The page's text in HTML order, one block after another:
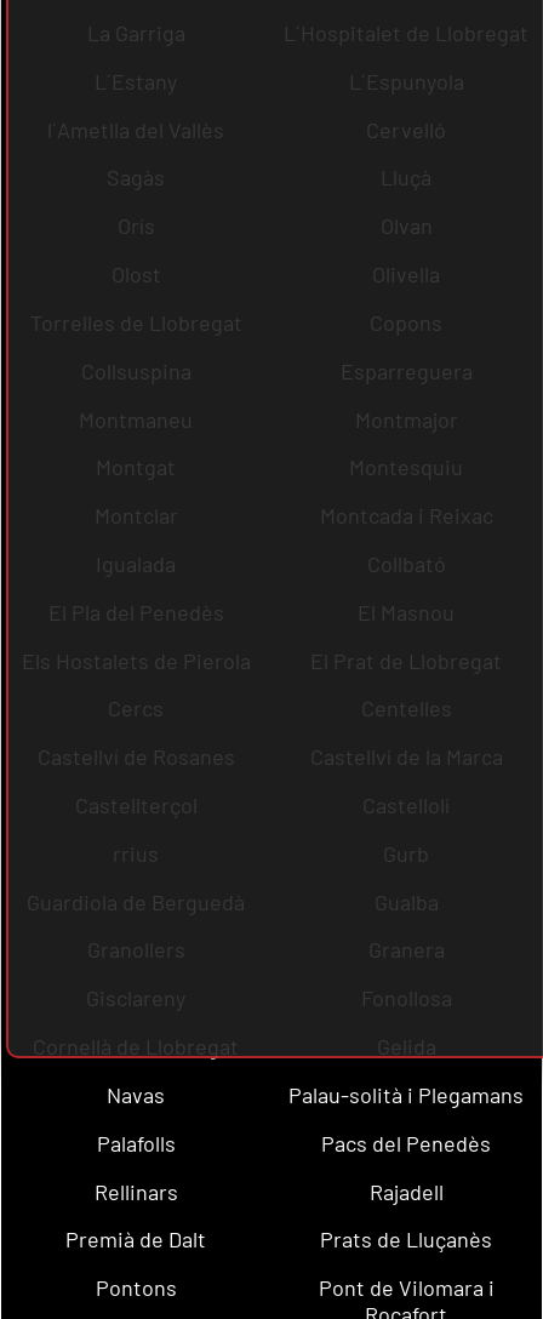
La Garriga
L´Hospitalet de Llobregat
L´Estany
L´Espunyola
l´Ametlla del Vallès
Cervelló
Sagàs
Lluçà
Orís
Olvan
Olost
Olivella
Torrelles de Llobregat
Copons
Collsuspina
Esparreguera
Montmaneu
Montmajor
Montgat
Montesquiu
Montclar
Montcada i Reixac
Igualada
Collbató
El Pla del Penedès
El Masnou
Els Hostalets de Pierola
El Prat de Llobregat
Cercs
Centelles
Castellví de Rosanes
Castellví de la Marca
Castellterçol
Castellolí
rrius
Gurb
Guardiola de Berguedà
Gualba
Granollers
Granera
Gisclareny
Fonollosa
Cornellà de Llobregat
Gelida
Navas
Palau-solità i Plegamans
Palafolls
Pacs del Penedès
Rellinars
Rajadell
Premià de Dalt
Prats de Lluçanès
Pontons
Pont de Vilomara i